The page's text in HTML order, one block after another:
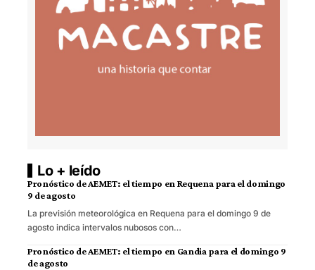
Lo + leído
Pronóstico de AEMET: el tiempo en Requena para el domingo
9 de agosto
La previsión meteorológica en Requena para el domingo 9 de
agosto indica intervalos nubosos con…
Pronóstico de AEMET: el tiempo en Gandia para el domingo 9
de agosto